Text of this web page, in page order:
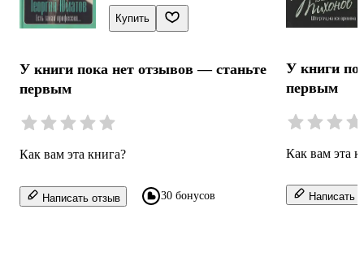
Купить
У книги пока нет отзывов — станьте
первым
Как вам эта книга?
Написать отзыв 30 бонусов
У книги
первым
Как вам эта
Написать